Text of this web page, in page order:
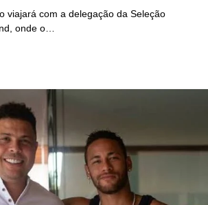
viajará com a delegação da Seleção
onde o…